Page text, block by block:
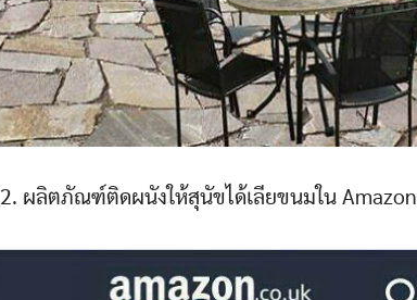
2. ผลิตภัณฑ์ติดผนังให้สุนัขได้เลียขนมใน Amazon